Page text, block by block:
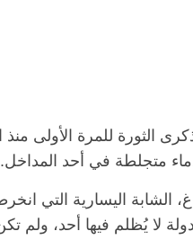
الثورة للمرة الأولى منذ
متجلطة في أحد المداخل.
الشابة اليسارية التي
لا يُظلم فيها أحد، ولم